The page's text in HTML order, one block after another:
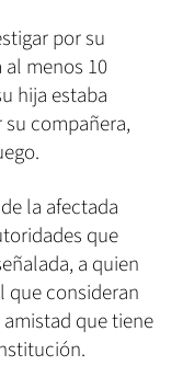
por su
menos 10
hija estaba
compañera,
la afectada
que
a quien
que consideran
que tiene